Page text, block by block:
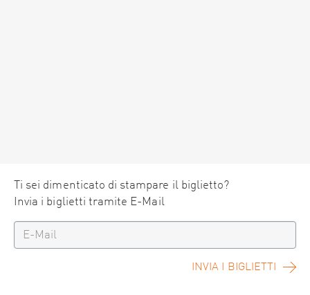
Ti sei dimenticato di stampare il biglietto?
Invia i biglietti tramite E-Mail
INVIA I BIGLIETTI